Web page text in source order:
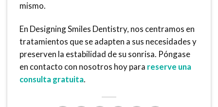
mismo.
En Designing Smiles Dentistry, nos centramos en
tratamientos que se adapten a sus necesidades y
preserven la estabilidad de su sonrisa. Póngase
en contacto con nosotros hoy para reserve una
consulta gratuita.